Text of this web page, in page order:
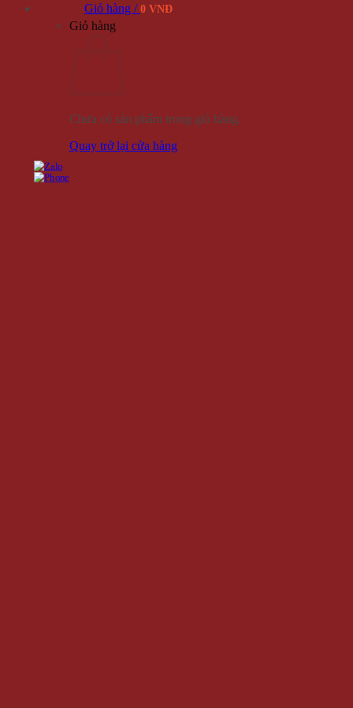
Giỏ hàng / 0 VNĐ
Giỏ hàng
Chưa có sản phẩm trong giỏ hàng.
Quay trở lại cửa hàng